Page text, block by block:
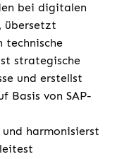
bei digitalen
übersetzt
technische
strategische
und erstellst
Basis von SAP-
harmonisierst